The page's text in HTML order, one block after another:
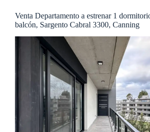
Venta Departamento a estrenar 1
balcón, Sargento Cabral 3300, Canning